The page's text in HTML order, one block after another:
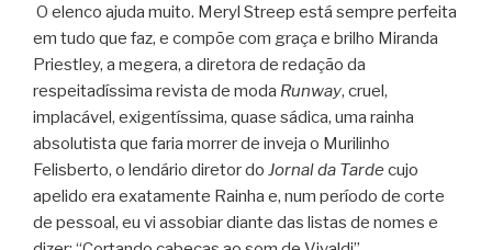
O elenco ajuda muito. Meryl Streep está sempre perfeita
em tudo que faz, e compõe com graça e brilho Miranda
Priestley, a megera, a diretora de redação da
respeitadíssima revista de moda Runway, cruel,
implacável, exigentíssima, quase sádica, uma rainha
absolutista que faria morrer de inveja o Murilinho
Felisberto, o lendário diretor do Jornal da Tarde cujo
apelido era exatamente Rainha e, num período de corte
de pessoal, eu vi assobiar diante das listas de nomes e